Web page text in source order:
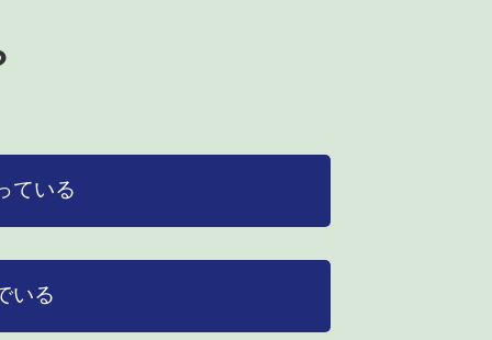
ている
いる